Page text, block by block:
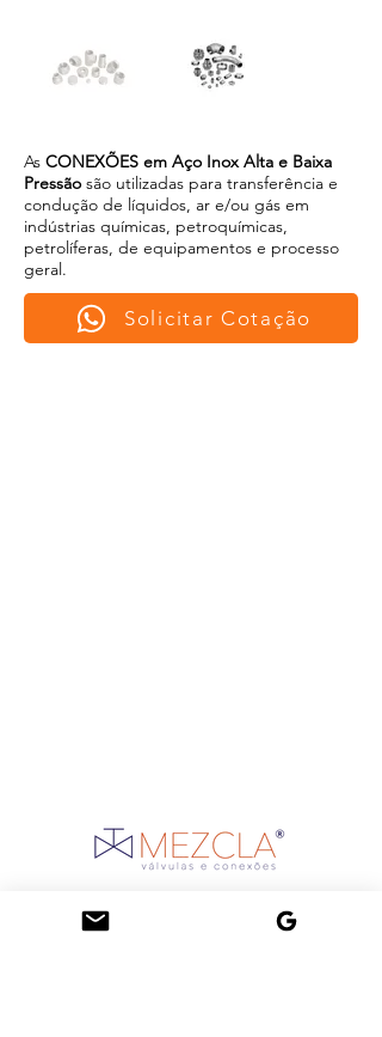
As CONEXÕES em Aço Inox Alta e Baixa
Pressão são utilizadas para transferência e
condução de líquidos, ar e/ou gás em
indústrias químicas, petroquímicas,
petrolíferas, de equipamentos e processo
geral.
Solicitar Cotação
Porto Alegre - RS,
, Brasil